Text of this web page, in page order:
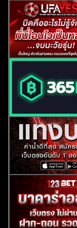
ค้นหา